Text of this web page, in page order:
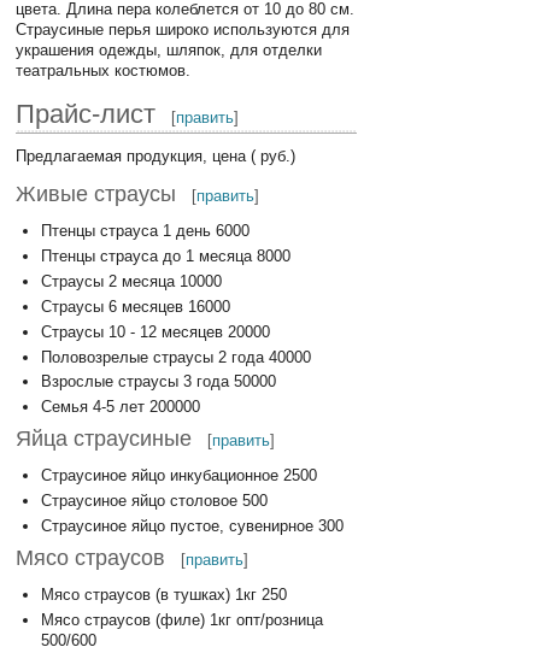
цвета. Длина пера колеблется от 10 до 80 см.
Страусиные перья широко используются для
украшения одежды, шляпок, для отделки
театральных костюмов.
Прайс-лист [править]
Предлагаемая продукция, цена ( руб.)
Живые страусы [править]
Птенцы страуса 1 день 6000
Птенцы страуса до 1 месяца 8000
Страусы 2 месяца 10000
Страусы 6 месяцев 16000
Страусы 10 - 12 месяцев 20000
Половозрелые страусы 2 года 40000
Взрослые страусы 3 года 50000
Семья 4-5 лет 200000
Яйца страусиные [править]
Страусиное яйцо инкубационное 2500
Страусиное яйцо столовое 500
Страусиное яйцо пустое, сувенирное 300
Мясо страусов [править]
Мясо страусов (в тушках) 1кг 250
Мясо страусов (филе) 1кг опт/розница
500/600